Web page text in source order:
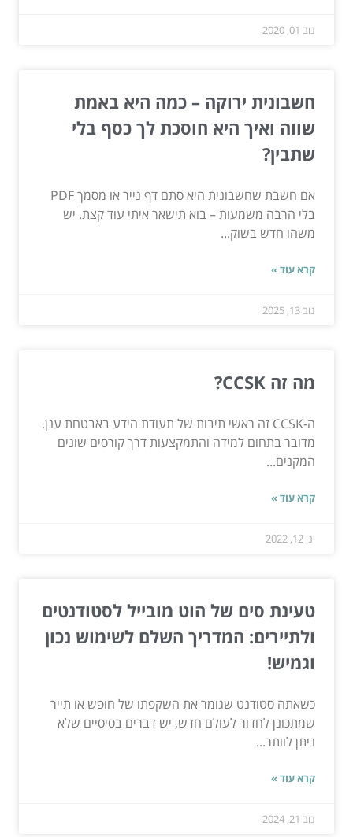
נוב 01, 2020
חשבונית ירוקה – כמה היא באמת
שווה ואיך היא חוסכת לך כסף בלי
שתבין?
אם חשבת שחשבונית היא סתם דף נייר או מסמך PDF
בלי הרבה משמעות – בוא תישאר איתי עוד קצת. יש
משהו חדש בשוק...
קרא עוד »
נוב 13, 2025
מה זה CCSK?
ה-CCSK זה ראשי תיבות של תעודת הידע באבטחת ענן.
מדובר בתחום למידה והתמקצעות דרך קורסים שונים
המקנים...
קרא עוד »
ינו 12, 2022
טעינת סים של הוט מובייל לסטודנטים
ולתיירים: המדריך השלם לשימוש נכון
וגמיש!
כשאתה סטודנט שגומר את השקפתו של חופש או תייר
שמתכונן לחדור לעולם חדש, יש דברים בסיסיים שלא
ניתן לוותר...
קרא עוד »
נוב 21, 2024